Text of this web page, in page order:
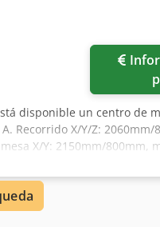
disponible un centro de
Recorrido X/Y/Z: 2060mm/
X/Y: 2150mm/800mm,
portaherramientas: BT50,
0,015 mm,
100 mm/200 mm,
de la máquina X/